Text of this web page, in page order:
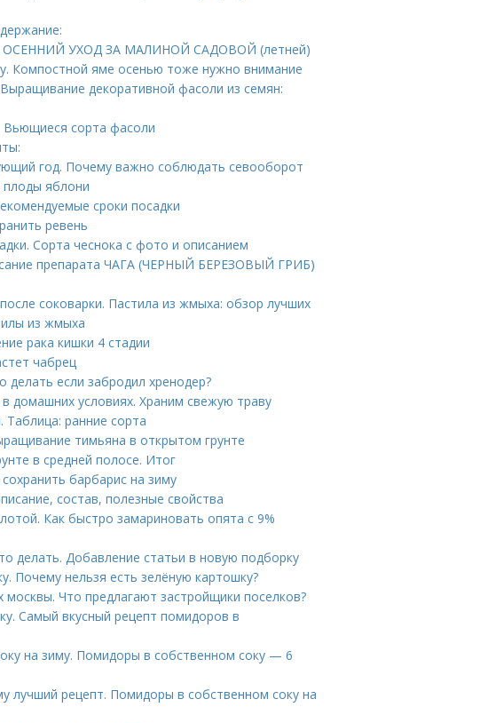
ОСЕННИЙ УХОД ЗА МАЛИНОЙ САДОВОЙ (летней)
Компостной яме осенью тоже нужно внимание
декоративной фасоли из семян:
сорта фасоли
год. Почему важно соблюдать севооборот
плоды яблони
сроки посадки
ревень
Сорта чеснока с фото и описанием
препарата ЧАГА (ЧЕРНЫЙ БЕРЕЗОВЫЙ ГРИБ)
соковарки. Пастила из жмыха: обзор лучших
из жмыха
рака кишки 4 стадии
чабрец
делать если забродил хренодер?
домашних условиях. Храним свежую траву
Таблица: ранние сорта
тимьяна в открытом грунте
в средней полосе. Итог
барбарис на зиму
состав, полезные свойства
Как быстро замариновать опята с 9%
делать. Добавление статьи в новую подборку
Почему нельзя есть зелёную картошку?
москвы. Что предлагают застройщики поселков?
Самый вкусный рецепт помидоров в
на зиму. Помидоры в собственном соку — 6
лучший рецепт. Помидоры в собственном соку на